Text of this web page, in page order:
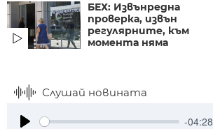
БЕХ: Извънредна
проверка, извън
регулярните, към
момента няма
Слушай новината
-04:28